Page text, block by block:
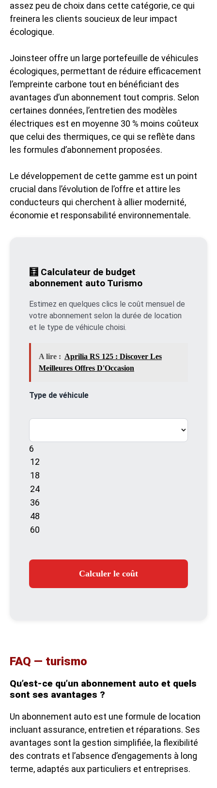
assez peu de choix dans cette catégorie, ce qui
freinera les clients soucieux de leur impact
écologique.
Joinsteer offre un large portefeuille de véhicules
écologiques, permettant de réduire efficacement
l’empreinte carbone tout en bénéficiant des
avantages d’un abonnement tout compris. Selon
certaines données, l’entretien des modèles
électriques est en moyenne 30 % moins coûteux
que celui des thermiques, ce qui se reflète dans
les formules d’abonnement proposées.
Le développement de cette gamme est un point
crucial dans l’évolution de l’offre et attire les
conducteurs qui cherchent à allier modernité,
économie et responsabilité environnementale.
🧮 Calculateur de budget
abonnement auto Turismo
Estimez en quelques clics le coût mensuel de
votre abonnement selon la durée de location
et le type de véhicule choisi.
A lire : Aprilia RS 125 : Discover Les
Meilleures Offres D'Occasion
Type de véhicule
6
Calculer le coût
FAQ — turismo
Qu’est-ce qu’un abonnement auto et quels
sont ses avantages ?
Un abonnement auto est une formule de location
incluant assurance, entretien et réparations. Ses
avantages sont la gestion simplifiée, la flexibilité
des contrats et l’absence d’engagements à long
terme, adaptés aux particuliers et entreprises.